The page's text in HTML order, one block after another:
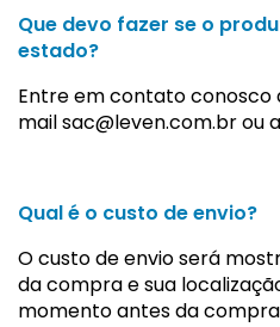
Que devo fazer se o
estado?
Entre em contato conosco
mailsac@leven.com.brou
Qual é o custo de envio?
O custo de envio será
da compra e sua
momento antes da